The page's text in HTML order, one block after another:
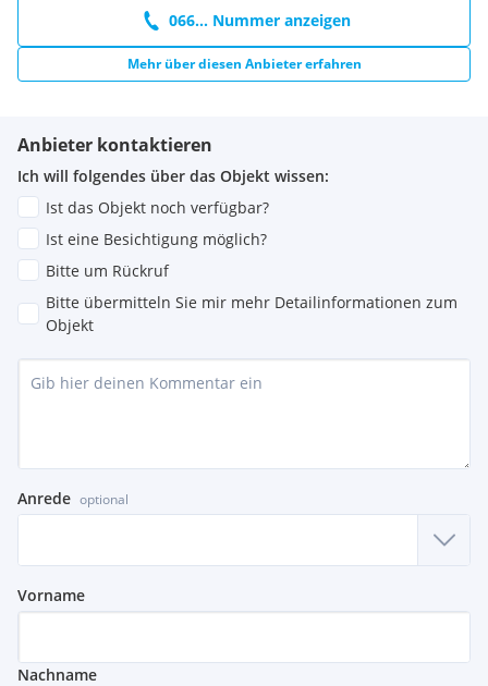
066... Nummer anzeigen
Mehr über diesen Anbieter erfahren
Anbieter kontaktieren
Ich will folgendes über das Objekt wissen:
Ist das Objekt noch verfügbar?
Ist eine Besichtigung möglich?
Bitte um Rückruf
Bitte übermitteln Sie mir mehr Detailinformationen zum
Objekt
Anrede optional
Vorname
Nachname